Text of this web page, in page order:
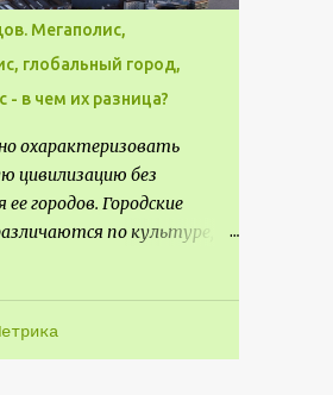
в само заведение.
Мегаполис,
глобальный город,
- в чем их разница?
охарактеризовать
цивилизацию без
городов. Городские
по культуре,
на протяжении всего
Исторически